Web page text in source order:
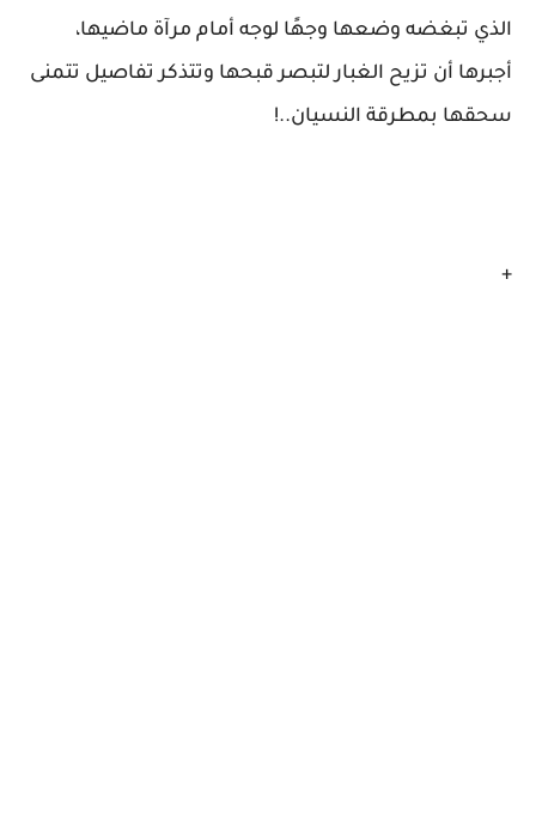
الذي تبغضه وضعها وجهًا لوجه أمام مرآة ماضيها،
أجبرها أن تزيح الغبار لتبصر قبحها وتتذكر تفاصيل تتمنى
سحقها بمطرقة النسيان..!
+